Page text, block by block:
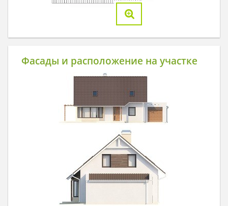
Фасады и расположение на участке